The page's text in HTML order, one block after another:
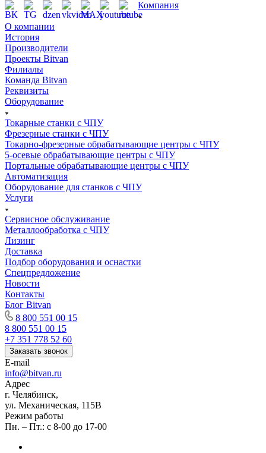
Компания
О компании
История
Производители
Проекты Bitvan
Филиалы
Команда Bitvan
Реквизиты
Оборудование
Токарные станки с ЧПУ
Фрезерные станки с ЧПУ
Токарно-фрезерные обрабатывающие центры с ЧПУ
5-осевые обрабатывающие центры с ЧПУ
Портальные обрабатывающие центры с ЧПУ
Автоматизация
Оборудование для станков с ЧПУ
Услуги
Сервисное обслуживание
Металлообработка с ЧПУ
Лизинг
Доставка
Подбор оборудования и оснастки
Спецпредложение
Новости
Контакты
Блог Bitvan
8 800 551 00 15
8 800 551 00 15
+7 351 778 52 60
Заказать звонок
E-mail
info@bitvan.ru
Адрес
г. Челябинск,
ул. Механическая, 115В
Режим работы
Пн. – Пт.: с 8-00 до 17-00